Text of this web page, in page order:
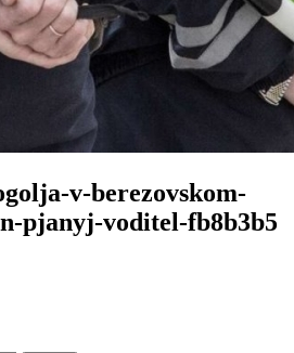
v-berezovskom-
pjanyj-voditel-fb8b3b5